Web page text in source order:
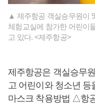
▲ 제주항공 객실승무원이
체험교실에 참가한 어린이
고 있다. <제주항공>
제주항공은 객실승무
고 어린이와 청소년
마스크 착용방법 △항